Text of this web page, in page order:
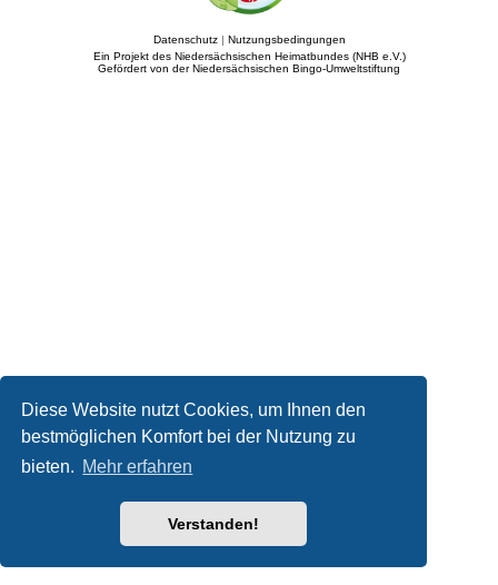
Diese Website nutzt Cookies, um Ihnen den
bestmöglichen Komfort bei der Nutzung zu
bieten. Mehr erfahren
Verstanden!
Datenschutz| Nutzungsbedingungen
Ein Projekt des Niedersächsischen Heimatbundes (NHB e.V.)
Gefördert von der Niedersächsischen Bingo-Umweltstiftung